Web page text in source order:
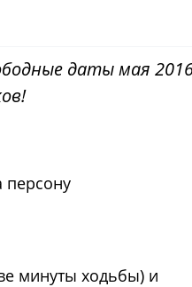
даты мая
персону
минуты ходьбы) и